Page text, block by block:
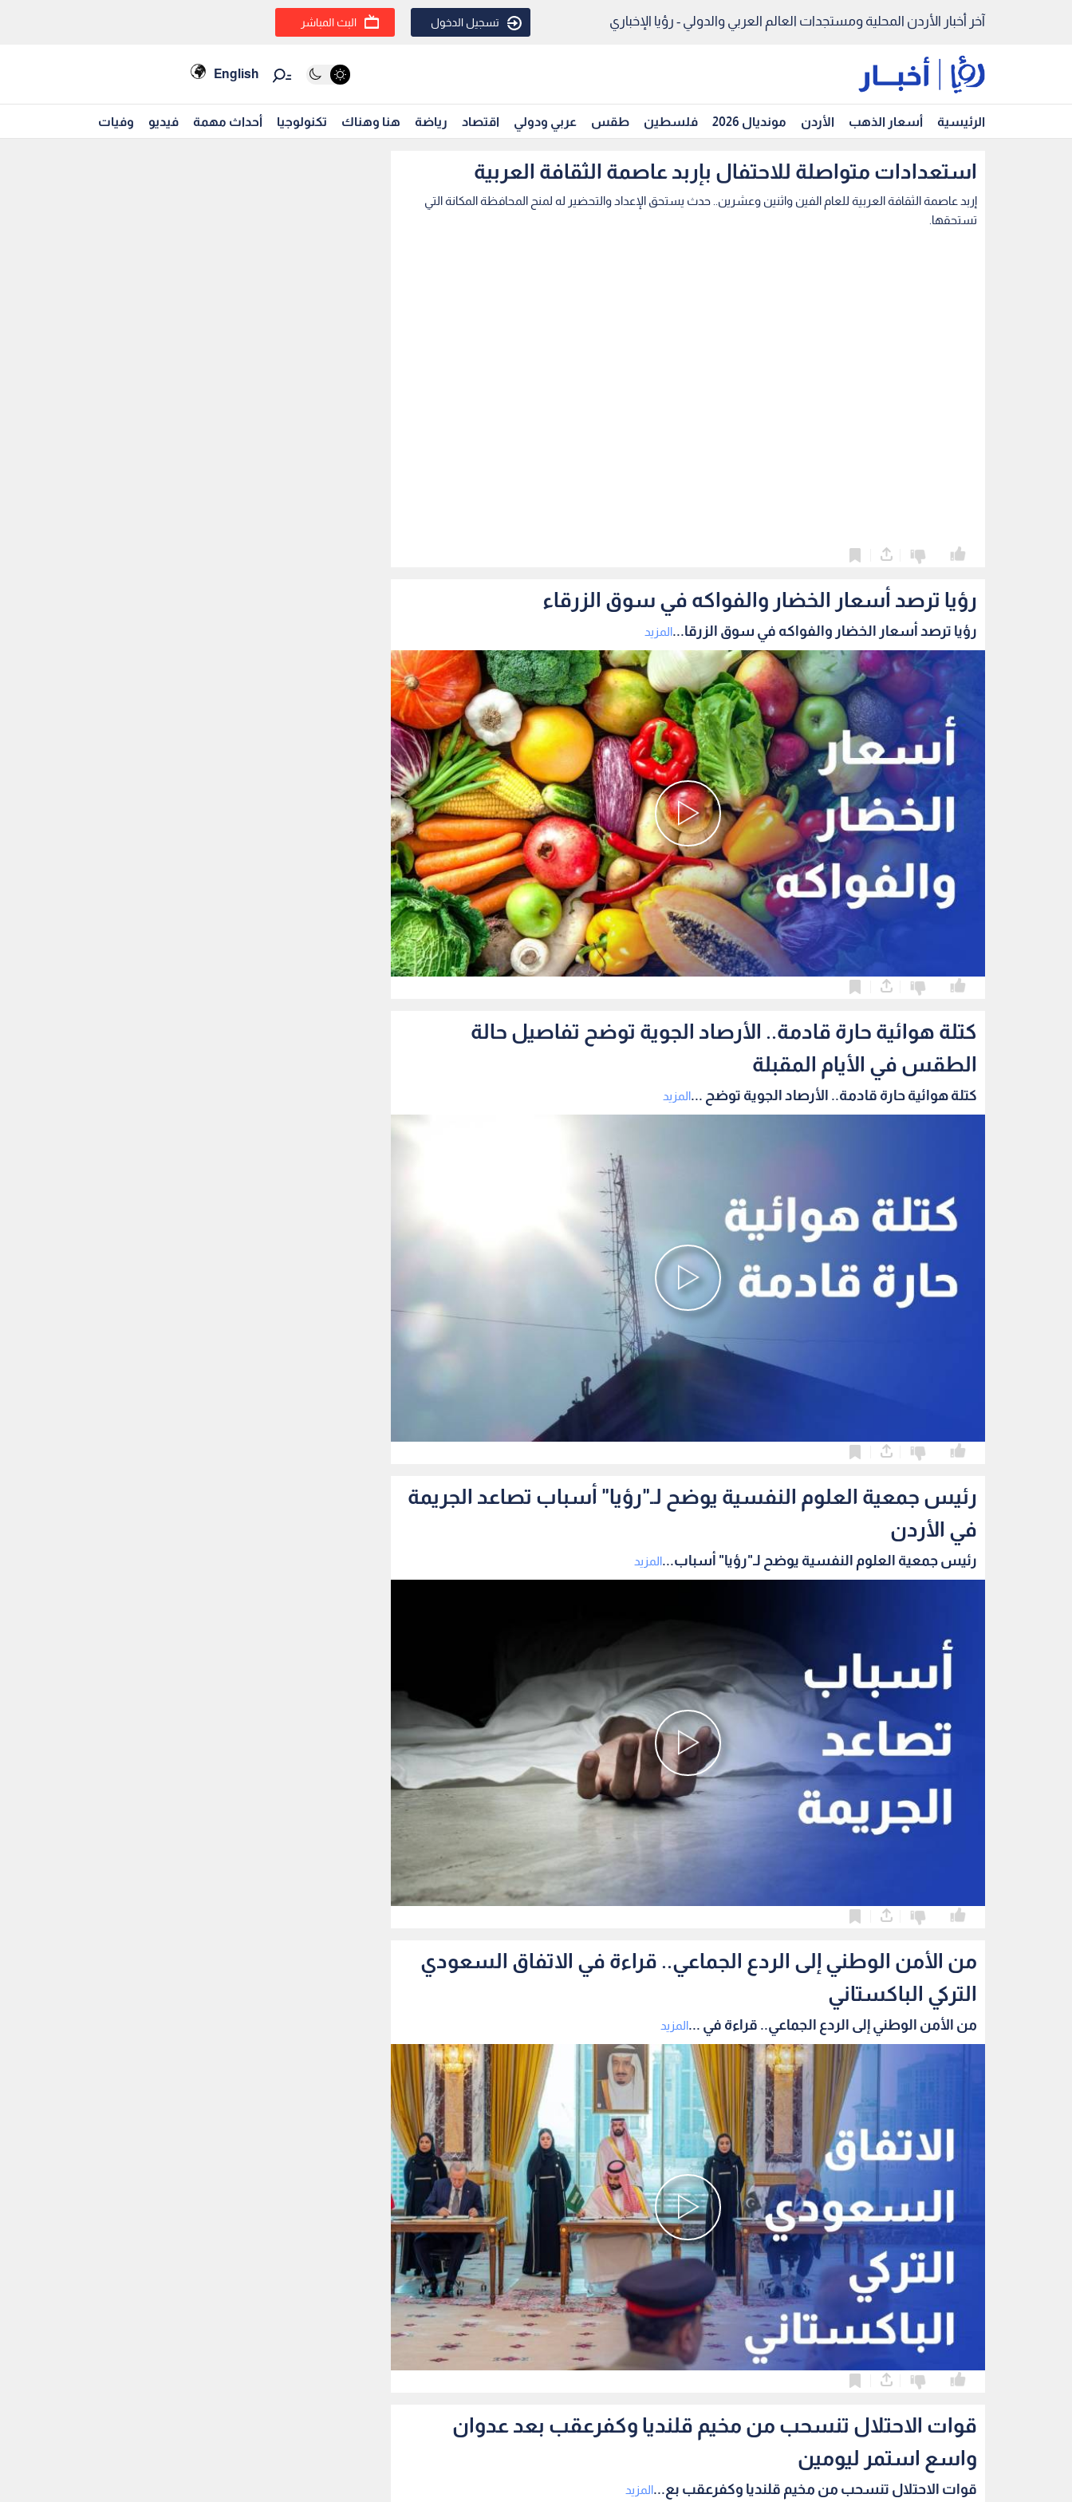
آخر أخبار الأردن المحلية ومستجدات العالم العربي والدولي - رؤيا الإخباري تسجيل الدخول البث المباشر
English
الرئيسية أسعار الذهب الأردن مونديال 2026 فلسطين طقس عربي ودولي اقتصاد رياضة هنا وهناك تكنولوجيا أحداث مهمة فيديو وفيات
استعدادات متواصلة للاحتفال بإربد عاصمة الثقافة العربية
إربد عاصمة الثقافة العربية للعام الفين واثنين وعشرين.. حدث يستحق الإعداد والتحضير له لمنح المحافظة المكانة التي
تستحقها.
رؤيا ترصد أسعار الخضار والفواكه في سوق الزرقاء
رؤيا ترصد أسعار الخضار والفواكه في سوق الزرقا...المزيد
كتلة هوائية حارة قادمة.. الأرصاد الجوية توضح تفاصيل حالة
الطقس في الأيام المقبلة
كتلة هوائية حارة قادمة.. الأرصاد الجوية توضح ...المزيد
رئيس جمعية العلوم النفسية يوضح لـ"رؤيا" أسباب تصاعد الجريمة
في الأردن
رئيس جمعية العلوم النفسية يوضح لـ"رؤيا" أسباب...المزيد
من الأمن الوطني إلى الردع الجماعي.. قراءة في الاتفاق السعودي
التركي الباكستاني
من الأمن الوطني إلى الردع الجماعي.. قراءة في ...المزيد
قوات الاحتلال تنسحب من مخيم قلنديا وكفرعقب بعد عدوان
واسع استمر ليومين
قوات الاحتلال تنسحب من مخيم قلنديا وكفرعقب بع...المزيد